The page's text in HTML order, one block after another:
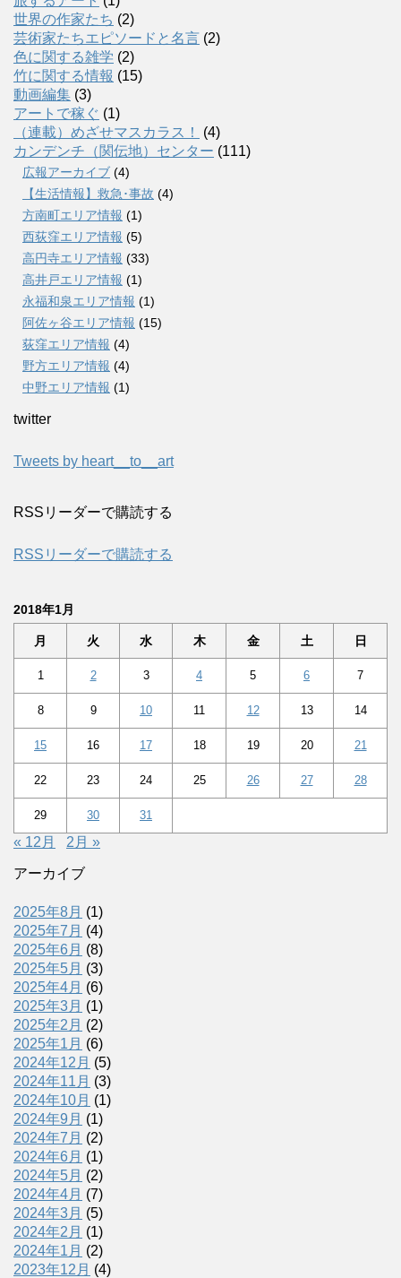
世界の作家たち (2)
芸術家たちエピソードと名言 (2)
色に関する雑学 (2)
竹に関する情報 (15)
動画編集 (3)
アートで稼ぐ (1)
（連載）めざせマスカラス！
(4)
カンデンチ（関伝地）センター (111)
広報アーカイブ (4)
【生活情報】救急･事故 (4)
方南町エリア情報 (1)
西荻窪エリア情報 (5)
高円寺エリア情報 (33)
高井戸エリア情報 (1)
永福和泉エリア情報 (1)
阿佐ヶ谷エリア情報 (15)
荻窪エリア情報 (4)
野方エリア情報 (4)
中野エリア情報 (1)
twitter
Tweets by heart__to__art
RSSリーダーで購読する
RSSリーダーで購読する
2018年1月
月 火 水 木 金 土 日
1 2 3 4 5 6 7
8 9 10 11 12 13 14
15 16 17 18 19 20 21
22 23 24 25 26 27 28
29 30 31
« 12月 2月 »
アーカイブ
2025年8月 (1)
2025年7月 (4)
2025年6月 (8)
2025年5月 (3)
2025年4月 (6)
2025年3月 (1)
2025年2月 (2)
2025年1月 (6)
2024年12月 (5)
2024年11月 (3)
2024年10月 (1)
2024年9月 (1)
2024年7月 (2)
2024年6月 (1)
2024年5月 (2)
2024年4月 (7)
2024年3月 (5)
2024年2月 (1)
2024年1月 (2)
2023年12月 (4)